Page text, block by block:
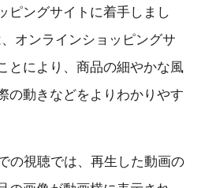
ピングサイトに着手しまし
オンラインショッピングサ
とにより、商品の細やかな風
の動きなどをよりわかりやす
の視聴では、再生した動画の